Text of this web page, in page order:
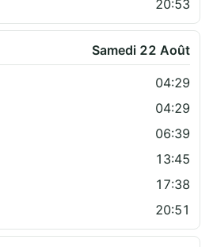
20:53
Samedi 22 Août
04:29
04:29
06:39
13:45
17:38
20:51